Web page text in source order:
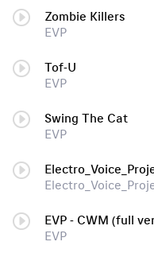
Zombie Killers
EVP
Tof-U
EVP
Swing The Cat
EVP
EVP - СWM (full
EVP